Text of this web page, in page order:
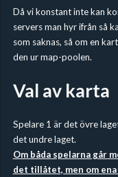
Då vi konstant inte kan
servers man hyr ifrån så
som saknas, så om en
den ur map-poolen.
Val av karta
Spelare 1 är det övre
det undre laget.
Om båda spelarna går
det tillåtet, men om